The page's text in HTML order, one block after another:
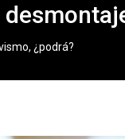
¿podrá?